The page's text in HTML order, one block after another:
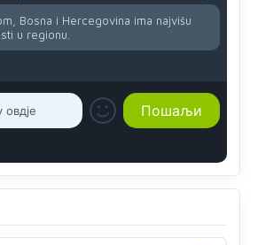
Bosna i Hercegovina ima najvišu
u regionu.